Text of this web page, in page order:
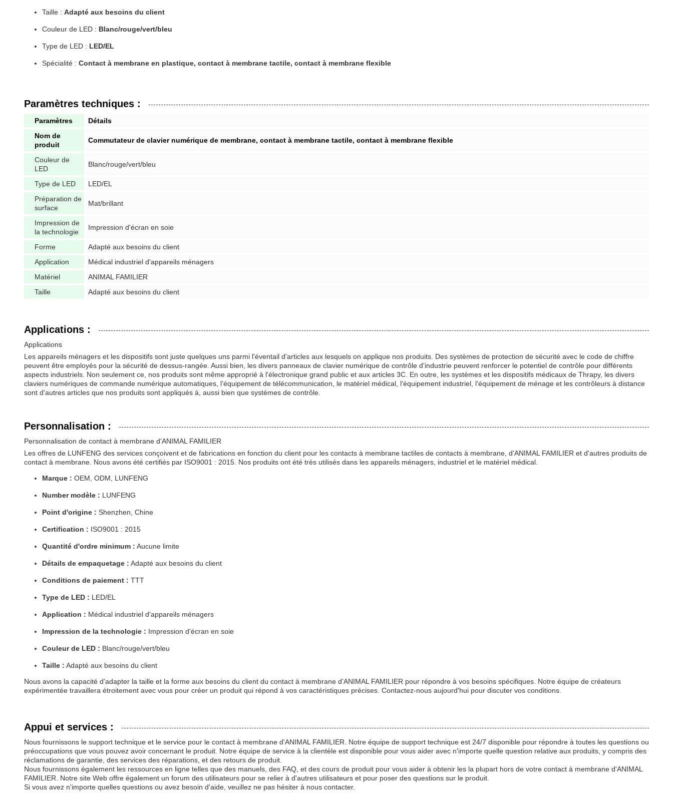
Taille : Adapté aux besoins du client
Couleur de LED : Blanc/rouge/vert/bleu
Type de LED : LED/EL
Spécialité : Contact à membrane en plastique, contact à membrane tactile, contact à membrane flexible
Paramètres techniques :
Paramètres
Détails
Nom de
produit
Commutateur de clavier numérique de membrane, contact à membrane tactile, contact à membrane flexible
Couleur de
LED
Blanc/rouge/vert/bleu
Type de LED
LED/EL
Préparation de
surface
Mat/brillant
Impression de
la technologie
Impression d'écran en soie
Forme
Adapté aux besoins du client
Application
Médical industriel d'appareils ménagers
Matériel
ANIMAL FAMILIER
Taille
Adapté aux besoins du client
Applications :
Applications
Les appareils ménagers et les dispositifs sont juste quelques uns parmi l'éventail d'articles aux lesquels on applique nos produits. Des systèmes de protection de sécurité avec le code de chiffre
peuvent être employés pour la sécurité de dessus-rangée. Aussi bien, les divers panneaux de clavier numérique de contrôle d'industrie peuvent renforcer le potentiel de contrôle pour différents
aspects industriels. Non seulement ce, nos produits sont même approprié à l'électronique grand public et aux articles 3C. En outre, les systèmes et les dispositifs médicaux de Thrapy, les divers
claviers numériques de commande numérique automatiques, l'équipement de télécommunication, le matériel médical, l'équipement industriel, l'équipement de ménage et les contrôleurs à distance
sont d'autres articles que nos produits sont appliqués à, aussi bien que systèmes de contrôle.
Personnalisation :
Personnalisation de contact à membrane d'ANIMAL FAMILIER
Les offres de LUNFENG des services conçoivent et de fabrications en fonction du client pour les contacts à membrane tactiles de contacts à membrane, d'ANIMAL FAMILIER et d'autres produits de
contact à membrane. Nous avons été certifiés par ISO9001 : 2015. Nos produits ont été très utilisés dans les appareils ménagers, industriel et le matériel médical.
Marque : OEM, ODM, LUNFENG
Number modèle : LUNFENG
Point d'origine : Shenzhen, Chine
Certification : ISO9001 : 2015
Quantité d'ordre minimum : Aucune limite
Détails de empaquetage : Adapté aux besoins du client
Conditions de paiement : TTT
Type de LED : LED/EL
Application : Médical industriel d'appareils ménagers
Impression de la technologie : Impression d'écran en soie
Couleur de LED : Blanc/rouge/vert/bleu
Taille : Adapté aux besoins du client
Nous avons la capacité d'adapter la taille et la forme aux besoins du client du contact à membrane d'ANIMAL FAMILIER pour répondre à vos besoins spécifiques. Notre équipe de créateurs
expérimentée travaillera étroitement avec vous pour créer un produit qui répond à vos caractéristiques précises. Contactez-nous aujourd'hui pour discuter vos conditions.
Appui et services :
Nous fournissons le support technique et le service pour le contact à membrane d'ANIMAL FAMILIER. Notre équipe de support technique est 24/7 disponible pour répondre à toutes les questions ou
préoccupations que vous pouvez avoir concernant le produit. Notre équipe de service à la clientèle est disponible pour vous aider avec n'importe quelle question relative aux produits, y compris des
réclamations de garantie, des services des réparations, et des retours de produit.
Nous fournissons également les ressources en ligne telles que des manuels, des FAQ, et des cours de produit pour vous aider à obtenir les la plupart hors de votre contact à membrane d'ANIMAL
FAMILIER. Notre site Web offre également un forum des utilisateurs pour se relier à d'autres utilisateurs et pour poser des questions sur le produit.
Si vous avez n'importe quelles questions ou avez besoin d'aide, veuillez ne pas hésiter à nous contacter.